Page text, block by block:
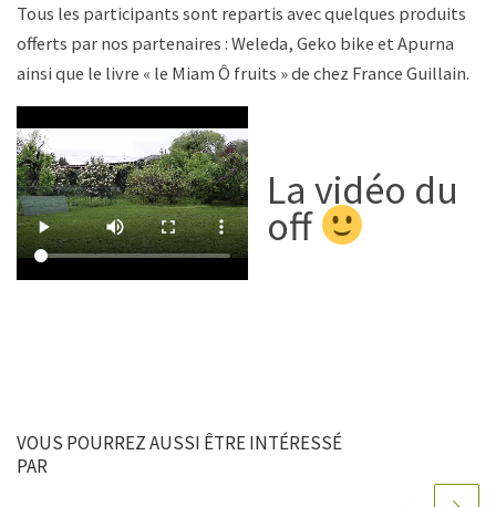
Tous les participants sont repartis avec quelques produits
offerts par nos partenaires : Weleda, Geko bike et Apurna
ainsi que le livre « le Miam Ô fruits » de chez France Guillain.
La vidéo du
off
VOUS POURREZ AUSSI ÊTRE INTÉRESSÉ
PAR